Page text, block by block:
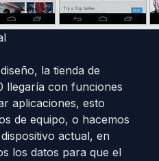
la tienda de
llegaría con funciones
aplicaciones, esto
de equipo, o hacemos
actual, en
los datos para que el